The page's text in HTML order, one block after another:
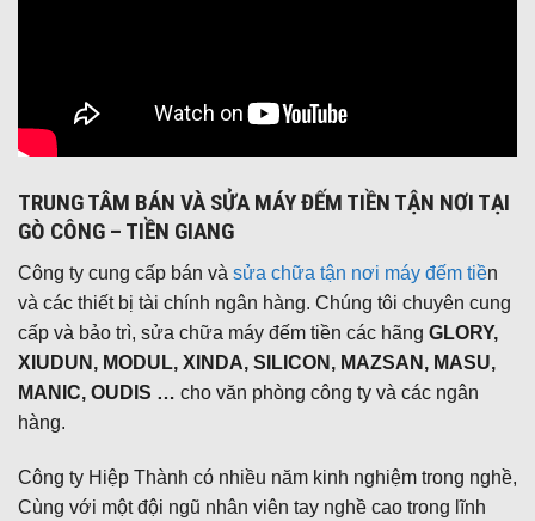
TRUNG TÂM BÁN VÀ SỬA MÁY ĐẾM TIỀN TẬN NƠI TẠI
GÒ CÔNG – TIỀN GIANG
Công ty cung cấp bán và sửa chữa tận nơi máy đếm tiền
và các thiết bị tài chính ngân hàng. Chúng tôi chuyên cung
cấp và bảo trì, sửa chữa máy đếm tiền các hãng GLORY,
XIUDUN, MODUL, XINDA, SILICON, MAZSAN, MASU,
MANIC, OUDIS … cho văn phòng công ty và các ngân
hàng.
Công ty Hiệp Thành có nhiều năm kinh nghiệm trong nghề,
Cùng với một đội ngũ nhân viên tay nghề cao trong lĩnh